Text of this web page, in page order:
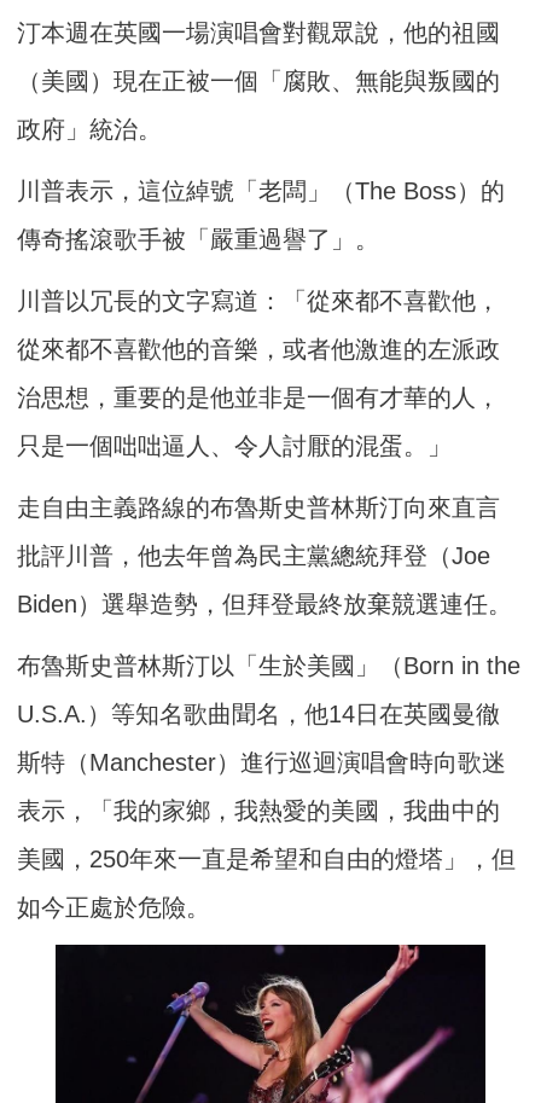
汀本週在英國一場演唱會對觀眾說，他的祖國
（美國）現在正被一個「腐敗、無能與叛國的
政府」統治。
川普表示，這位綽號「老闆」（The Boss）的
傳奇搖滾歌手被「嚴重過譽了」。
川普以冗長的文字寫道：「從來都不喜歡他，
從來都不喜歡他的音樂，或者他激進的左派政
治思想，重要的是他並非是一個有才華的人，
只是一個咄咄逼人、令人討厭的混蛋。」
走自由主義路線的布魯斯史普林斯汀向來直言
批評川普，他去年曾為民主黨總統拜登（Joe
Biden）選舉造勢，但拜登最終放棄競選連任。
布魯斯史普林斯汀以「生於美國」（Born in the
U.S.A.）等知名歌曲聞名，他14日在英國曼徹
斯特（Manchester）進行巡迴演唱會時向歌迷
表示，「我的家鄉，我熱愛的美國，我曲中的
美國，250年來一直是希望和自由的燈塔」，但
如今正處於危險。